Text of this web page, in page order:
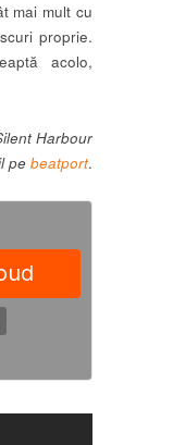
mai mult cu
proprie.
acolo,
Harbour
pe beatport.